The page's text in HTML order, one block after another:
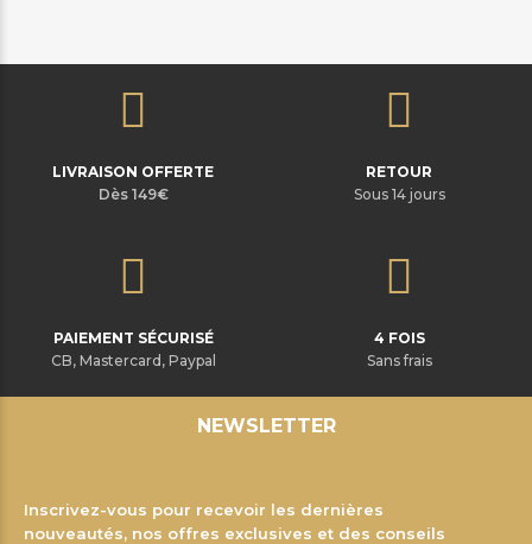
LIVRAISON OFFERTE
Dès 149€
RETOUR
Sous 14 jours
PAIEMENT SÉCURISÉ
CB, Mastercard, Paypal
4 FOIS
Sans frais
NEWSLETTER
Inscrivez-vous pour recevoir les dernières
nouveautés, nos offres exclusives et des conseils